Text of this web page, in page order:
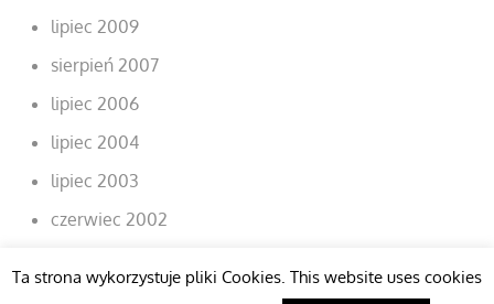
lipiec 2009
sierpień 2007
lipiec 2006
lipiec 2004
lipiec 2003
czerwiec 2002
Ta strona wykorzystuje pliki Cookies. This website uses cookies